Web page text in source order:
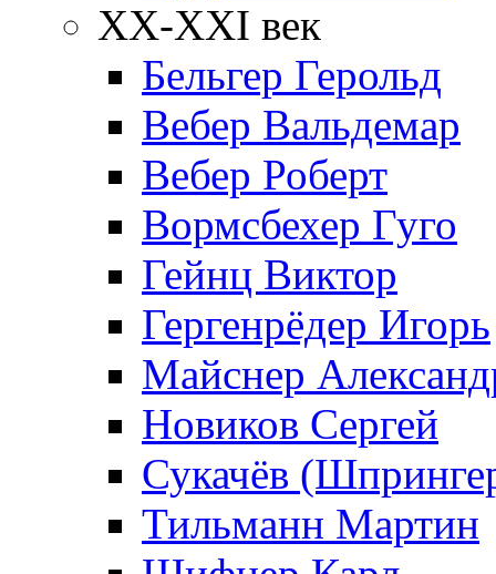
ХХ-XXI век
Бельгер Герольд
Вебер Вальдемар
Вебер Роберт
Вормсбехер Гуго
Гейнц Виктор
Гергенрёдер Игорь
Майснер
Новиков Сергей
Сукачёв
Тильманн Мартин